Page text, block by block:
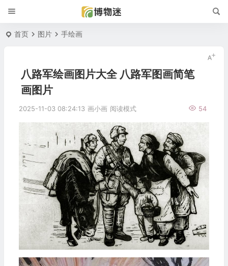
首页 图片 手绘画
八路军绘画图片大全 八路军图画简笔
画图片
2025-11-03 08:24:13 画小画 54
阅读模式